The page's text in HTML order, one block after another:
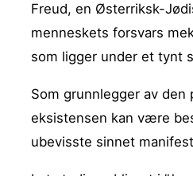
Freud, en Østerriksk-
menneskets forsvars
som ligger under et tynt
Som grunnlegger av
eksistensen kan være
ubevisste sinnet